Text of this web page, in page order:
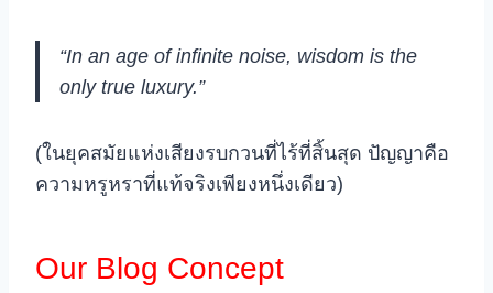
“In an age of infinite noise, wisdom is the
only true luxury.”
(ในยุคสมัยแห่งเสียงรบกวนที่ไร้ที่สิ้นสุด ปัญญาคือ
ความหรูหราที่แท้จริงเพียงหนึ่งเดียว)
Our Blog Concept